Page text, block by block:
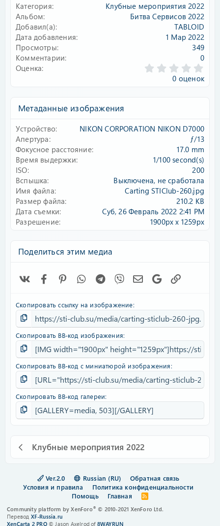
Категория
Клубные мероприятия 2022
Альбом
Битва Сервисов 2022
Добавил(а)
TABLOID
Дата добавления
1 Мар 2022
Просмотры
349
Комментарии
0
Оценка
.
0
з
д
0 оценок
Метаданные изображения
Устройство
NIKON CORPORATION NIKON D7000
Апертура
ƒ/13
Фокусное расстояние
17.0 mm
Время выдержки
1/100 second(s)
ISO
200
Вспышка
Выключена, не сработала
Имя файла
Carting STIClub-260.jpg
Размер файла
210.2 KB
Дата съемки
Суб, 26 Февраль 2022 2:41 PM
Разрешение
1900px x 1259px
Поделиться этим медиа
FacebookPinterestWhatsAppTelegram
Viber Электронная почта
Google
Скопировать ссылку на изображение
Скопировать BB-код изображения
Скопировать BB-код с миниатюрой изображения
Скопировать BB-код галереи
Клубные мероприятия 2022
Ver.2.0 Russian (RU)
Обратная связь
Условия и правила
Политика конфиденциальности
Помощь
Главная
R
S
Community platform by XenForo® © 2010-2021 XenForo Ltd.
Перевод XF-Russia.ru
XenCarta 2 PRO© Jason Axelrod of 8WAYRUN